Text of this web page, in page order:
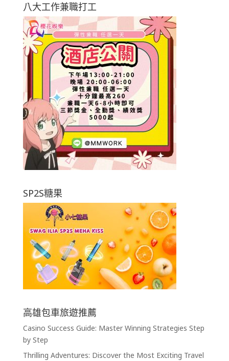
八大工作兼職打工
SP2S糖果
高雄包車旅遊推薦
Casino Success Guide: Master Winning Strategies Step
by Step
Thrilling Adventures: Discover the Most Exciting Travel